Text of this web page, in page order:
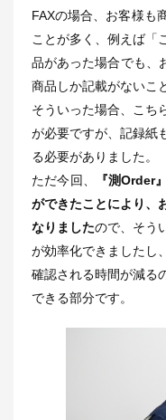
FAXの場合、お客様も
ことが多く、例えば「
品があった場合でも、
商品しか記載がないこ
そういった場合、こち
が必要ですが、記録紙
る必要がありました。
ただ今回、
『測Order
ができたことにより、
なりましたので、そう
が効率化できましたし
確認される時間が減る
できる部分です。